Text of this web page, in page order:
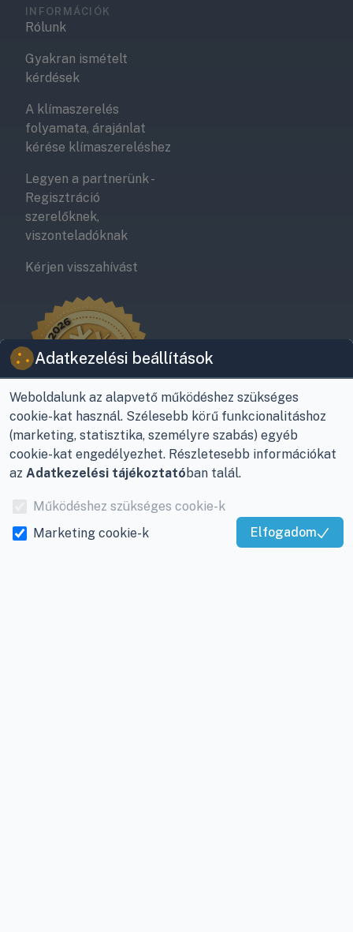
INFORMÁCIÓK
Rólunk
Gyakran ismételt
kérdések
A klímaszerelés
folyamata, árajánlat
kérése klímaszereléshez
Legyen a partnerünk -
Regisztráció
szerelőknek,
viszonteladóknak
Kérjen visszahívást
© Viky Kereskedelmi Kft | KlímaProfi 2026
Adatkezelési beállítások
Weboldalunk az alapvető működéshez szükséges
cookie-kat használ. Szélesebb körű funkcionalitáshoz
(marketing, statisztika, személyre szabás) egyéb
cookie-kat engedélyezhet. Részletesebb információkat
az Adatkezelési tájékoztatóban talál.
Működéshez szükséges cookie-k
Marketing cookie-k
Elfogadom